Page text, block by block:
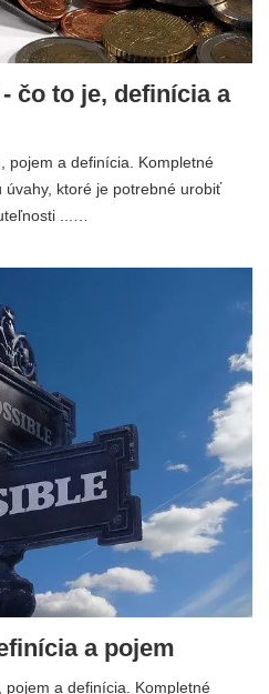
čo to je, definícia a
pojem a definícia. Kompletné
ktoré je potrebné urobiť
...…
a pojem
pojem a definícia. Kompletné